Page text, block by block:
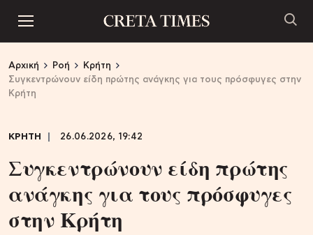
Αρχική Ροή
Κρήτη
Συγκεντρώνουν είδη πρώτης ανάγκης για τους πρόσφυγες στην
Κρήτη
ΚΡΗΤΗ 26.06.2026, 19:42
Συγκεντρώνουν είδη πρώτης
ανάγκης για τους πρόσφυγες
στην Κρήτη